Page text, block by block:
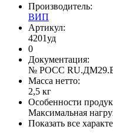
Производитель:
ВИП
Артикул:
4201уд
0
Документация:
№ POCC
Масса нетто:
2,5 кг
Особенности
Максимальная
Показать все